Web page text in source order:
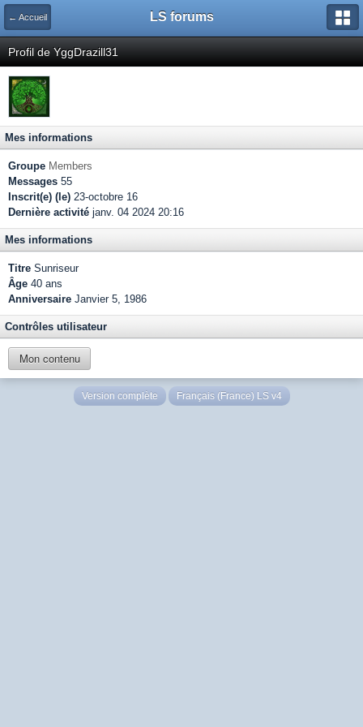
← Accueil LS forums
Profil de YggDrazill31
Mes informations
Groupe Members
Messages 55
Inscrit(e) (le) 23-octobre 16
Dernière activité janv. 04 2024 20:16
Mes informations
Titre Sunriseur
Âge 40 ans
Anniversaire Janvier 5, 1986
Contrôles utilisateur
Mon contenu
Version complète Français (France) LS v4